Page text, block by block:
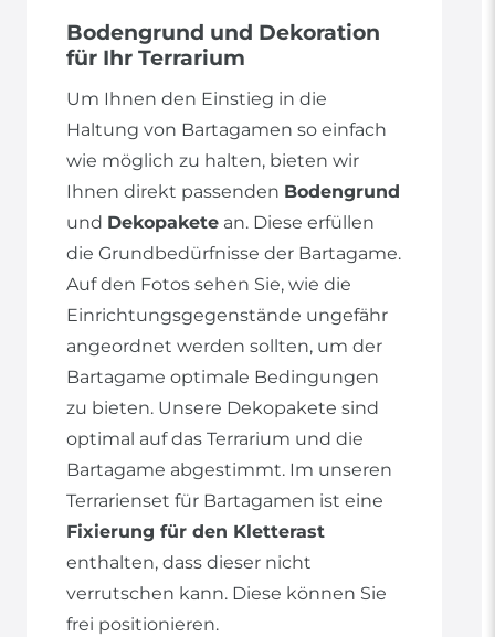
Bodengrund und Dekoration
für Ihr Terrarium
Um Ihnen den Einstieg in die
Haltung von Bartagamen so einfach
wie möglich zu halten, bieten wir
Ihnen direkt passenden Bodengrund
und Dekopakete an. Diese erfüllen
die Grundbedürfnisse der Bartagame.
Auf den Fotos sehen Sie, wie die
Einrichtungsgegenstände ungefähr
angeordnet werden sollten, um der
Bartagame optimale Bedingungen
zu bieten. Unsere Dekopakete sind
optimal auf das Terrarium und die
Bartagame abgestimmt. Im unseren
Terrarienset für Bartagamen ist eine
Fixierung für den Kletterast
enthalten, dass dieser nicht
verrutschen kann. Diese können Sie
frei positionieren.